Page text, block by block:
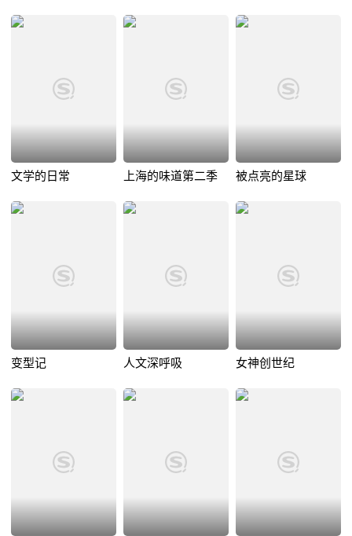
文学的日常 上海的味道第二季 被点亮的星球
变型记 人文深呼吸 女神创世纪